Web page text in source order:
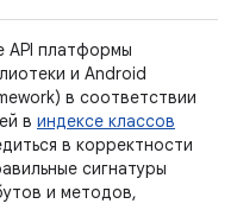
API платформы
и Android
в соответствии
в индексе классов
в корректности
сигнатуры
и методов,